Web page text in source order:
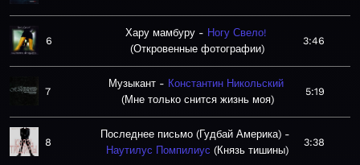
6
Хару мамбуру
Ногу Свело!
Откровенные фотографии
3:46
7
Музыкант
Константин Никольский
Мне только снится жизнь моя
5:19
8
Последнее письмо (Гудбай Америка)
Наутилус Помпилиус Князь тишины
3:38